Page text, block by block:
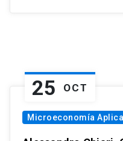
25 OCT
Microeconomía